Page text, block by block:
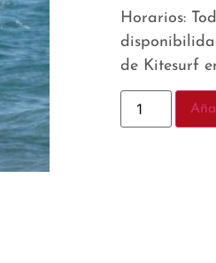
Horarios:
de Kitesurf